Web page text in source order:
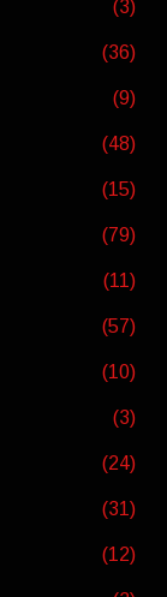
(3)
(36)
(9)
(48)
(15)
(79)
(11)
(57)
(10)
(3)
(24)
(31)
(12)